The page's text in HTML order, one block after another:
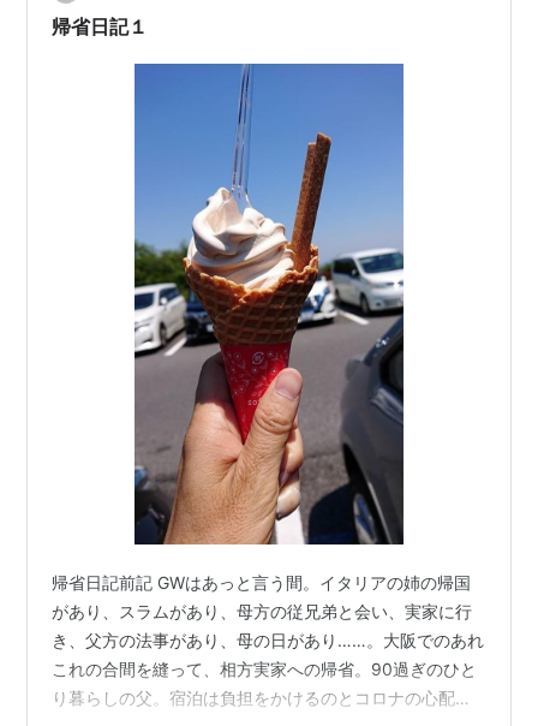
帰省日記１
帰省日記前記 GWはあっと言う間。イタリアの姉の帰国
があり、スラムがあり、母方の従兄弟と会い、実家に行
き、父方の法事があり、母の日があり……。大阪でのあれ
これの合間を縫って、相方実家への帰省。90過ぎのひと
り暮らしの父。宿泊は負担をかけるのとコロナの心配も